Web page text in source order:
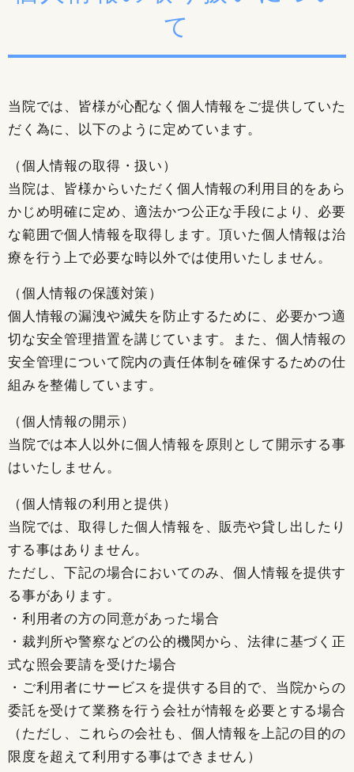
て
当院では、皆様が心配なく個人情報をご提供していた
だく為に、以下のように定めています。
（個人情報の取得・扱い）
当院は、皆様からいただく個人情報の利用目的をあら
かじめ明確に定め、適法かつ公正な手段により、必要
な範囲で個人情報を取得します。頂いた個人情報は治
療を行う上で必要な時以外では使用いたしません。
（個人情報の保護対策）
個人情報の漏洩や滅失を防止するために、必要かつ適
切な安全管理措置を講じています。また、個人情報の
安全管理について院内の責任体制を確保するための仕
組みを整備しています。
（個人情報の開示）
当院では本人以外に個人情報を原則として開示する事
はいたしません。
（個人情報の利用と提供）
当院では、取得した個人情報を、販売や貸し出したり
する事はありません。
ただし、下記の場合においてのみ、個人情報を提供す
る事があります。
・利用者の方の同意があった場合
・裁判所や警察などの公的機関から、法律に基づく正
式な照会要請を受けた場合
・ご利用者にサービスを提供する目的で、当院からの
委託を受けて業務を行う会社が情報を必要とする場合
（ただし、これらの会社も、個人情報を上記の目的の
限度を超えて利用する事はできません）